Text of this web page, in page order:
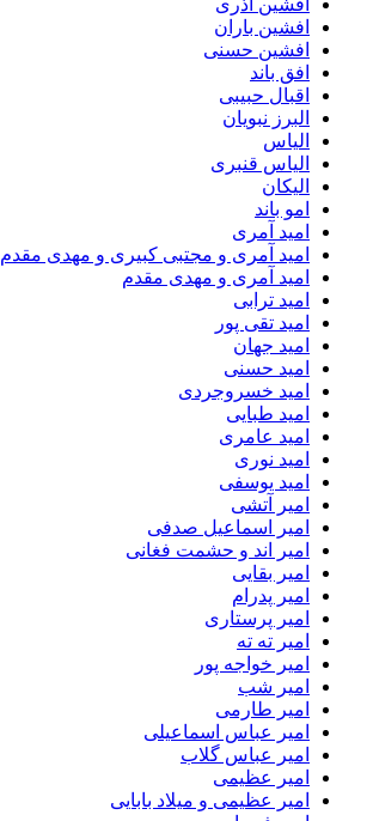
افشین آذری
افشین باران
افشین حسنی
افق باند
اقبال حبیبی
البرز نبویان
الیاس
الیاس قنبرى
الیکان
امو باند
امید آمری
امید آمری و مجتبی کبیری و مهدى مقدم
امید آمری و مهدی مقدم
امید ترابی
امید تقی پور
امید جهان
امید حسنی
امید خسروجردی
امید طبایی
امید عامری
امید نوری
امید یوسفی
امیر آتشی
امیر اسماعیل صدفی
امیر اند و حشمت فغانی
امیر بقایی
امیر پدرام
امیر پرستاری
امیر ته ته
امیر خواجه پور
امیر شب
امیر طارمی
امیر عباس اسماعیلی
امیر عباس گلاب
امیر عظیمی
امیر عظیمی و میلاد بابایی